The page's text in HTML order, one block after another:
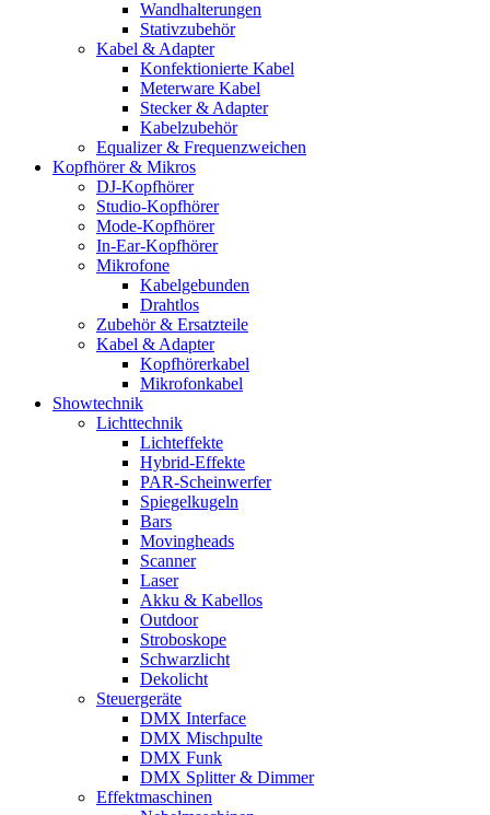
Wandhalterungen
Stativzubehör
Kabel & Adapter
Konfektionierte Kabel
Meterware Kabel
Stecker & Adapter
Kabelzubehör
Equalizer & Frequenzweichen
Kopfhörer & Mikros
DJ-Kopfhörer
Studio-Kopfhörer
Mode-Kopfhörer
In-Ear-Kopfhörer
Mikrofone
Kabelgebunden
Drahtlos
Zubehör & Ersatzteile
Kabel & Adapter
Kopfhörerkabel
Mikrofonkabel
Showtechnik
Lichttechnik
Lichteffekte
Hybrid-Effekte
PAR-Scheinwerfer
Spiegelkugeln
Bars
Movingheads
Scanner
Laser
Akku & Kabellos
Outdoor
Stroboskope
Schwarzlicht
Dekolicht
Steuergeräte
DMX Interface
DMX Mischpulte
DMX Funk
DMX Splitter & Dimmer
Effektmaschinen